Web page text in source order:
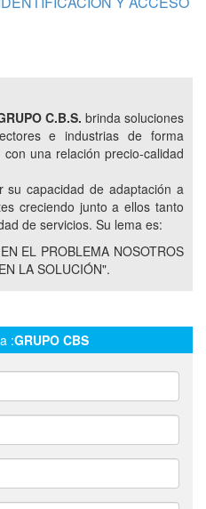
C.B.S. brinda soluciones
e industrias de forma
una relación precio-calidad
su capacidad de adaptación a
creciendo junto a ellos tanto
de servicios. Su lema es:
EL PROBLEMA NOSOTROS
LA SOLUCIÓN".
:GRUPO CBS